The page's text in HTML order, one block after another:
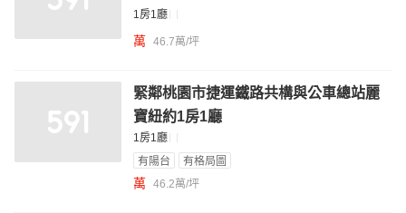
1房1廳
萬 46.7萬/坪
緊鄰桃園市捷運鐵路共構與公車總站麗
寶紐約1房1廳
1房1廳
有陽台
有格局圖
萬 46.2萬/坪